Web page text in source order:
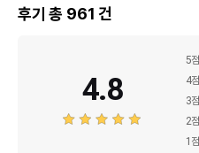
후기 총 961 건
4.8
5점
4점
3점
2점
1 점